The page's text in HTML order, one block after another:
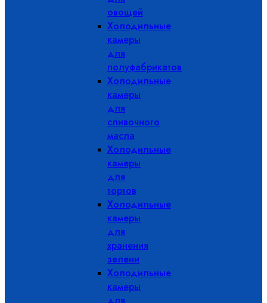
овощей
Холодильные
камеры
для
полуфабрикатов
Холодильные
камеры
для
сливочного
масла
Холодильные
камеры
для
тортов
Холодильные
камеры
для
хранения
зелени
Холодильные
камеры